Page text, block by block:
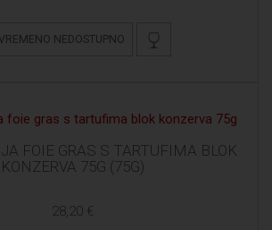
NEDOSTUPNO
FOIE GRAS S TARTUFIMA BLOK
KONZERVA 75G (75G)
28,20 €